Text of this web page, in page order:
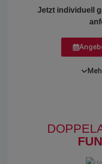
Jetzt individuell